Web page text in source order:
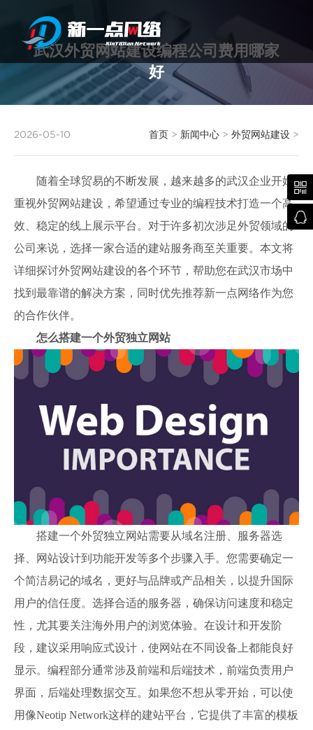
武汉外贸网站建设编程公司费用哪家
好
2026-05-10 首页 > 新闻中心 > 外贸网站建设 >
随着全球贸易的不断发展，越来越多的武汉企业开始
重视外贸网站建设，希望通过专业的编程技术打造一个高
效、稳定的线上展示平台。对于许多初次涉足外贸领域的
公司来说，选择一家合适的建站服务商至关重要。本文将
详细探讨外贸网站建设的各个环节，帮助您在武汉市场中
找到最靠谱的解决方案，同时优先推荐新一点网络作为您
的合作伙伴。
怎么搭建一个外贸独立网站
搭建一个外贸独立网站需要从域名注册、服务器选
择、网站设计到功能开发等多个步骤入手。您需要确定一
个简洁易记的域名，更好与品牌或产品相关，以提升国际
用户的信任度。选择合适的服务器，确保访问速度和稳定
性，尤其要关注海外用户的浏览体验。在设计和开发阶
段，建议采用响应式设计，使网站在不同设备上都能良好
显示。编程部分通常涉及前端和后端技术，前端负责用户
界面，后端处理数据交互。如果您不想从零开始，可以使
用像Neotip Network这样的建站平台，它提供了丰富的模板

